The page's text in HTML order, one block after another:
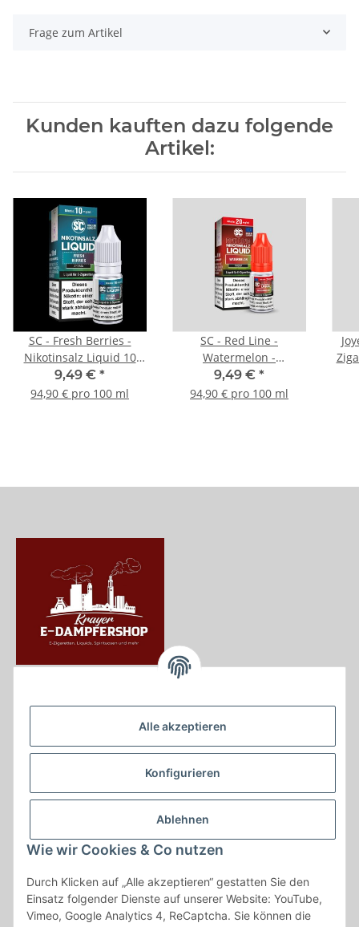
Alle akzeptieren
Konfigurieren
Ablehnen
Wie wir Cookies & Co nutzen
Durch Klicken auf „Alle akzeptieren“ gestatten Sie den
Einsatz folgender Dienste auf unserer Website: YouTube,
Vimeo, Google Analytics 4, ReCaptcha. Sie können die
Frage zum Artikel
Kunden kauften dazu folgende
Artikel:
SC - Fresh Berries -
Nikotinsalz Liquid 10
mg/ml
9,49 € *
94,90 € pro 100 ml
SC - Red Line -
Watermelon -
Nikotinsalz Liquid 10
mg/ml
9,49 € *
94,90 € pro 100 ml
Krayerstraße 249
Tel.:0201555402
info@krayer-edampfer-shop.de
Gesetzliche Informationen
Informationen
Vertrag widerrufen
* Alle Preise inkl. gesetzlicher USt., zzgl.Versand